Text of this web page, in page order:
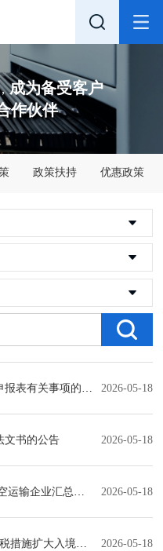
成为备受客户
作伙伴
政策扶持 优惠政策
2026-05-18
有关事项的公告
2026-05-18
文书的公告
2026-05-18
税分支机构名单的通知
2026-05-18
大入境消费的通知